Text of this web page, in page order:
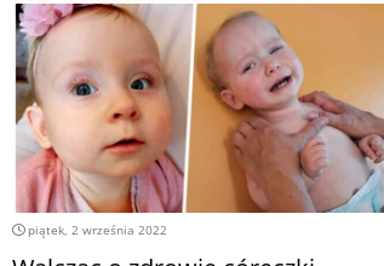
piątek, 2 września 2022